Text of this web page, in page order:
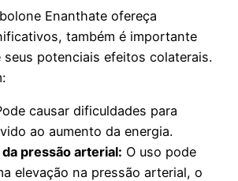
Enanthate ofereça
também é importante
potenciais efeitos colaterais.
causar dificuldades para
ao aumento da energia.
pressão arterial: O uso pode
elevação na pressão arterial, o